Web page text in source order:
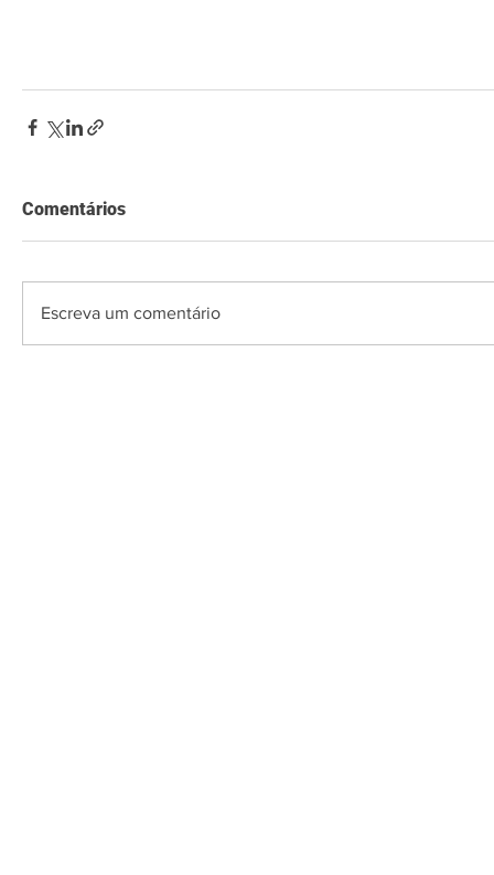
Comentários
Escreva um comentário